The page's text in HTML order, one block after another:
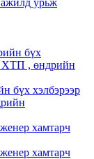
бүх хэлбэрээр
хамтарч
хамтарч